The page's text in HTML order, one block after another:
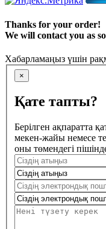
Thanks for your order!
We will contact you as
Хабарламаңыз үшін
×
Қате тапты?
Берілген ақпаратта
мекен-жайы немесе
оны төмендегі